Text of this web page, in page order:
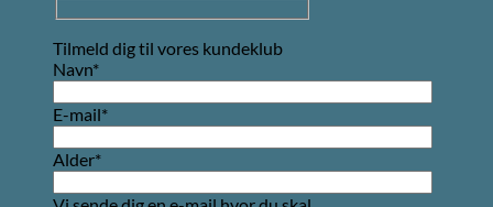
Tilmeld dig til vores kundeklub
Navn*
E-mail*
Alder*